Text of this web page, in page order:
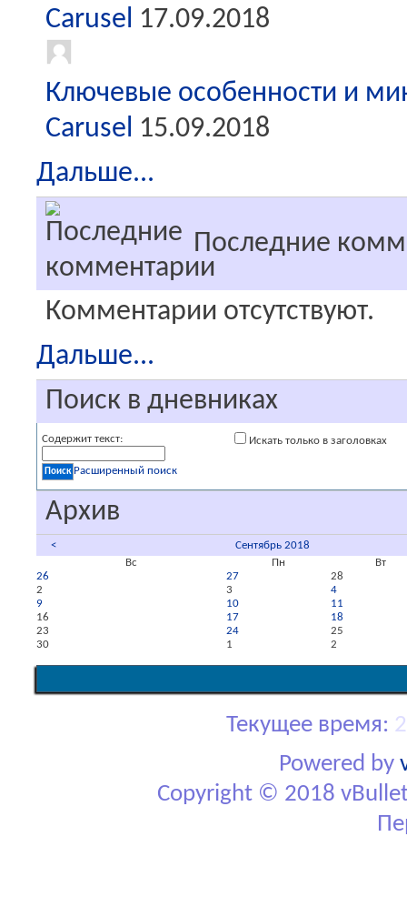
Carusel 17.09.2018
Ключевые особенности и
Carusel 15.09.2018
Дальше...
Последние
Комментарии отсутствуют.
Дальше...
Поиск в дневниках
Содержит текст: Искать только в заголовках
Расширенный поиск
Архив
<
Сентябрь 2018
Вс
Пн
Вт
26
27
28
2
3
4
9
10
11
16
17
18
23
24
25
30
1 2
Текущее время:
Powered by
Copyright © 2018